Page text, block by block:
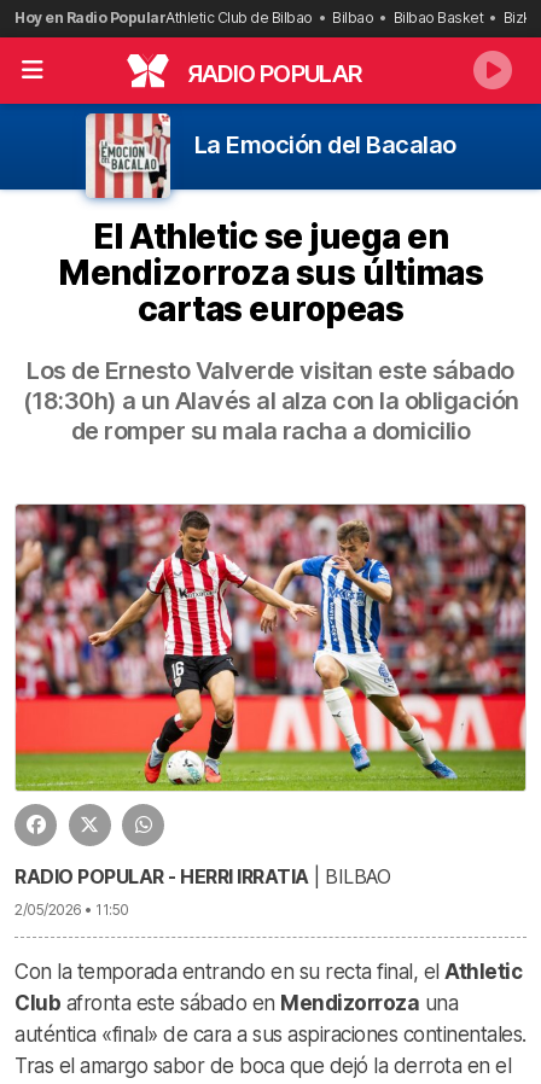
Saltar
al
contenido
Hoy en Radio PopularAthletic Club de Bilbao Bilbao Bilbao Basket
RADIO POPULAR
La Emoción del Bacalao
El Athletic se juega en
Mendizorroza sus últimas
cartas europeas
Los de Ernesto Valverde visitan este sábado
(18:30h) a un Alavés al alza con la obligación
de romper su mala racha a domicilio
RADIO POPULAR - HERRI IRRATIA| BILBAO
2/05/2026 • 11:50
Con la temporada entrando en su recta final, el Athletic
Club afronta este sábado en Mendizorroza una
auténtica «final» de cara a sus aspiraciones continentales.
Tras el amargo sabor de boca que dejó la derrota en el